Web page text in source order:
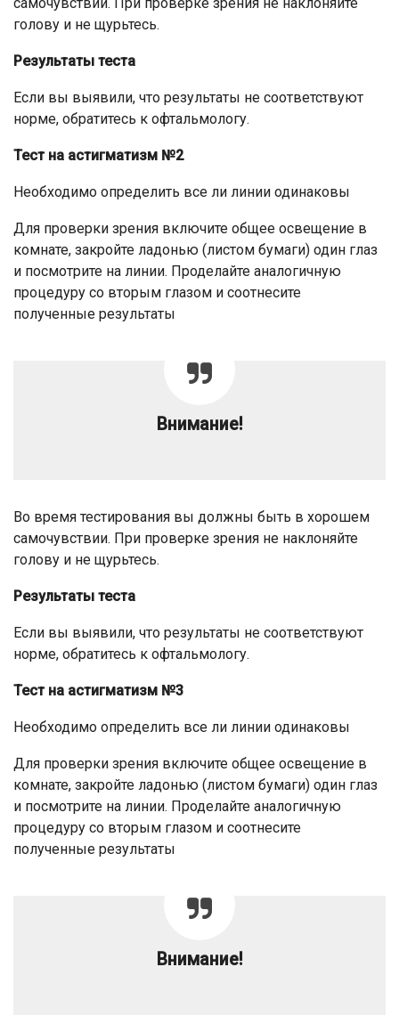
голову и не щурьтесь.
Результаты теста
Если вы выявили, что результаты не соответствуют
норме, обратитесь к офтальмологу.
Тест на астигматизм №2
Необходимо определить все ли линии одинаковы
Для проверки зрения включите общее освещение в
комнате, закройте ладонью (листом бумаги) один глаз
и посмотрите на линии. Проделайте аналогичную
процедуру со вторым глазом и соотнесите
полученные результаты
Внимание!
Во время тестирования вы должны быть в хорошем
самочувствии. При проверке зрения не наклоняйте
голову и не щурьтесь.
Результаты теста
Если вы выявили, что результаты не соответствуют
норме, обратитесь к офтальмологу.
Тест на астигматизм №3
Необходимо определить все ли линии одинаковы
Для проверки зрения включите общее освещение в
комнате, закройте ладонью (листом бумаги) один глаз
и посмотрите на линии. Проделайте аналогичную
процедуру со вторым глазом и соотнесите
полученные результаты
Внимание!